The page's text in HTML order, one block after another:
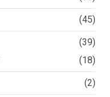
(45)
(39)
(18)
(2)